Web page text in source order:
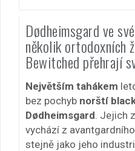
Dødheimsgard ve
několik ortodoxních
Bewitched přehrají
Největším tahákem
bez pochyb norští
Dødheimsgard . Jejich
vychází z
stejně jako jeho